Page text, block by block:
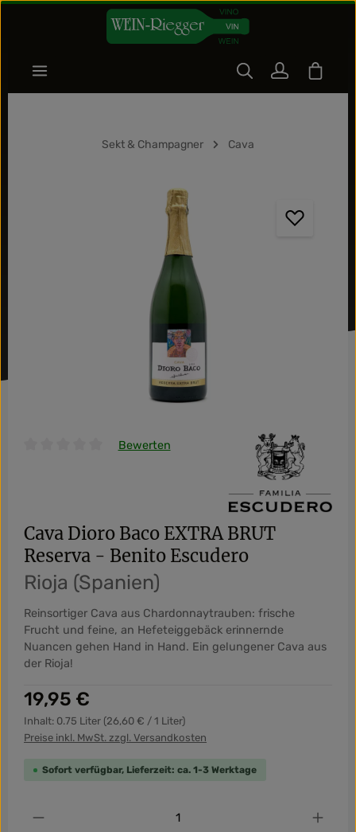
Zum Hauptinhalt springen
Sekt & Champagner Cava
Durchschnittliche Bewertung von 0 von 5 Sternen
Bewerten
Cava Dioro Baco EXTRA BRUT
Reserva - Benito Escudero
Rioja (Spanien)
Reinsortiger Cava aus Chardonnaytrauben: frische
Frucht und feine, an Hefeteiggebäck erinnernde
Nuancen gehen Hand in Hand. Ein gelungener Cava aus
der Rioja!
Regulärer Preis:
19,95 €
Inhalt: 0.75 Liter (26,60 € / 1 Liter)
Preise inkl. MwSt. zzgl. Versandkosten
Sofort verfügbar, Lieferzeit: ca. 1-3 Werktage
Produkt Anzahl: Gib den gewünschten Wert